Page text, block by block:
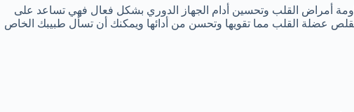
أمراض القلب وتحسين أدام الجهاز الدوري بشكل فعال فهي تساعد على
عضلة القلب مما تقويها وتحسن من أدائها ويمكنك أن تسأل طبيبك الخاص